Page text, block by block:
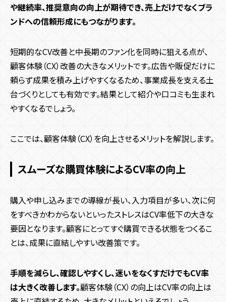
や継続率、推奨意向の向上が期待でき、売上だけでなくブラ
ンドへの信頼形成にもつながります。
短期的なCV改善と中長期のファン化を同時に狙える点が、
顧客体験（CX）改善の大きなメリットです。広告や販促だけに
頼らず成果を積み上げやすくなるため、事業成長を支える土
台づくりとしても有効です。結果として紹介や口コミも生まれ
やすくなるでしょう。
ここでは、顧客体験（CX）を向上させるメリットを解説します。
スムーズな購買体験によるCV率の向上
購入や申し込みまでの導線が長い、入力項目が多い、次に何
をすべきかわからないといったストレスはCV率低下の大きな
要因となります。顧客にとってすぐ購買できる状態をつくるこ
とは、成果に直結しやすい改善策です。
手順を減らし、確認しやすくし、迷いをなくすだけでもCV率
は大きく改善します。顧客体験（CX）の向上はCV率の向上は